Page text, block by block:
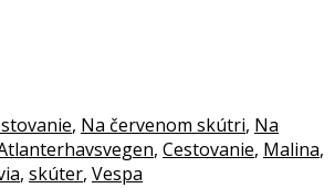
, Na červenom skútri, Na
, Cestovanie, Malina,
, skúter, Vespa